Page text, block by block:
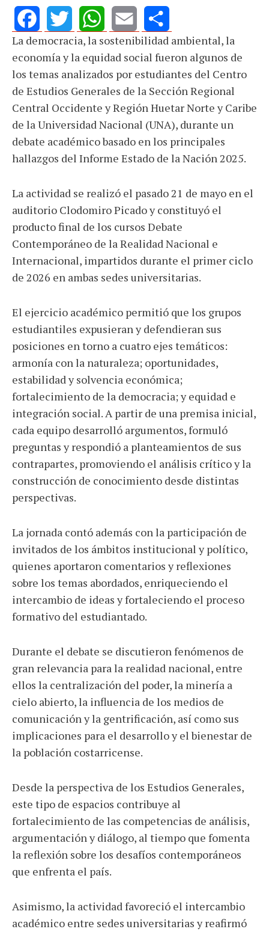
FacebookTwitterWhatsAppEmail Share
La democracia, la sostenibilidad ambiental, la
economía y la equidad social fueron algunos de
los temas analizados por estudiantes del Centro
de Estudios Generales de la Sección Regional
Central Occidente y Región Huetar Norte y Caribe
de la Universidad Nacional (UNA), durante un
debate académico basado en los principales
hallazgos del Informe Estado de la Nación 2025.
La actividad se realizó el pasado 21 de mayo en el
auditorio Clodomiro Picado y constituyó el
producto final de los cursos Debate
Contemporáneo de la Realidad Nacional e
Internacional, impartidos durante el primer ciclo
de 2026 en ambas sedes universitarias.
El ejercicio académico permitió que los grupos
estudiantiles expusieran y defendieran sus
posiciones en torno a cuatro ejes temáticos:
armonía con la naturaleza; oportunidades,
estabilidad y solvencia económica;
fortalecimiento de la democracia; y equidad e
integración social. A partir de una premisa inicial,
cada equipo desarrolló argumentos, formuló
preguntas y respondió a planteamientos de sus
contrapartes, promoviendo el análisis crítico y la
construcción de conocimiento desde distintas
perspectivas.
La jornada contó además con la participación de
invitados de los ámbitos institucional y político,
quienes aportaron comentarios y reflexiones
sobre los temas abordados, enriqueciendo el
intercambio de ideas y fortaleciendo el proceso
formativo del estudiantado.
Durante el debate se discutieron fenómenos de
gran relevancia para la realidad nacional, entre
ellos la centralización del poder, la minería a
cielo abierto, la influencia de los medios de
comunicación y la gentrificación, así como sus
implicaciones para el desarrollo y el bienestar de
la población costarricense.
Desde la perspectiva de los Estudios Generales,
este tipo de espacios contribuye al
fortalecimiento de las competencias de análisis,
argumentación y diálogo, al tiempo que fomenta
la reflexión sobre los desafíos contemporáneos
que enfrenta el país.
Asimismo, la actividad favoreció el intercambio
académico entre sedes universitarias y reafirmó